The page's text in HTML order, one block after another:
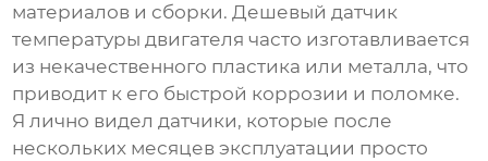
материалов и сборки. Дешевыйдатчик
температуры двигателя часто изготавливается
из некачественного пластика или металла, что
приводит к его быстрой коррозии и поломке.
Я лично видел датчики, которые после
нескольких месяцев эксплуатации просто